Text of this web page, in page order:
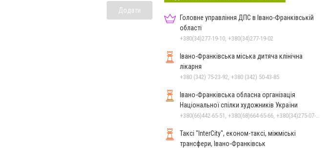
Додати
Головне управління ДПС в Івано-Франківській
області
+380(34)277-19-10, +380(34)277-19-02
Івано-Франківська міська дитяча клінічна
лікарня
+380 (342) 75-23-92, +380 (342) 50-43-85
Івано-Франківська обласна організація
Національної спілки художників України
Таксі "InterCity", економ-таксі, міжміські
трансфери, Івано-Франківськ